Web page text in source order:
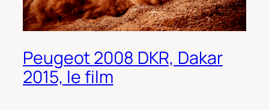
Peugeot 2008 DKR, Dakar
2015, le film